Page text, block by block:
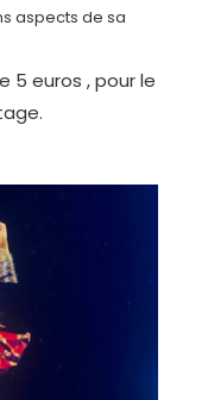
aspects de sa
5 euros , pour le